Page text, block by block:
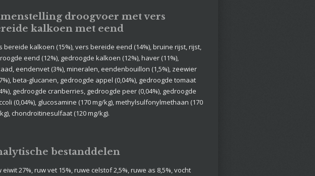
droogvoer met vers
kalkoen met eend
bereide kalkoen (15%), vers bereide eend (14%), bruine rijst, rijst,
eend (12%), gedroogde kalkoen (12%), haver (11%),
eendenvet (3%), mineralen, eendenbouillon (1,5%), zeewier
beta-glucanen, gedroogde appel (0,04%), gedroogde tomaat
gedroogde cranberries, gedroogde peer (0,04%), gedroogde
(0,04%), glucosamine (170 mg/kg), methylsulfonylmethaan (170
chondroïtinesulfaat (120 mg/kg).
bestanddelen
eiwit 27%, ruw vet 15%, ruwe celstof 2,5%, ruwe as 8,5%, vocht